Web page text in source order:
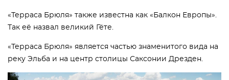
«Терраса Брюля» также известна как «Балкон Европы».
Так её назвал великий Гёте.
«Терраса Брюля» является частью знаменитого вида на
реку Эльба и на центр столицы Саксонии Дрезден.